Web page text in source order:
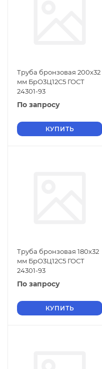
Труба бронзовая 200х32
мм БрО3Ц12С5 ГОСТ
24301-93
По запросу
КУПИТЬ
Труба бронзовая 180х32
мм БрО3Ц12С5 ГОСТ
24301-93
По запросу
КУПИТЬ